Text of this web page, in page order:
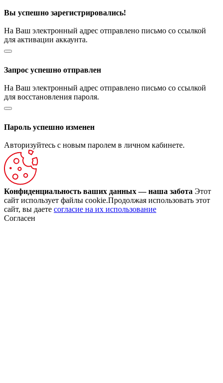
Вы успешно зарегистрировались!
На Ваш электронный адрес отправлено письмо со ссылкой
для активации аккаунта.
Запрос успешно отправлен
На Ваш электронный адрес отправлено письмо со ссылкой
для восстановления пароля.
Пароль успешно изменен
Авторизуйтесь с новым паролем в личном кабинете.
Конфиденциальность ваших данных — наша забота Этот
сайт использует файлы cookie.Продолжая использовать этот
сайт, вы даете согласие на их использование
Согласен